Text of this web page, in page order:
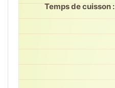
Temps de cuisson :